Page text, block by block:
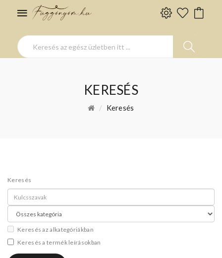
KERESÉS
Keresés
Keresés
Keresés az alkategóriákban
Keresés a termék leírásokban